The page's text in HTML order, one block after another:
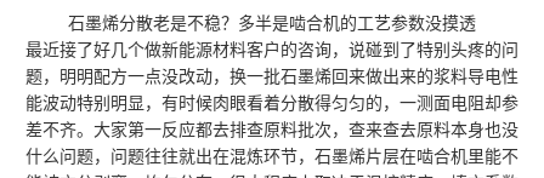
石墨烯分散老是不稳？多半是啮合机的工艺参数没摸透
最近接了好几个做新能源材料客户的咨询，说碰到了特别头疼的问
题，明明配方一点没改动，换一批石墨烯回来做出来的浆料导电性
能波动特别明显，有时候肉眼看着分散得匀匀的，一测面电阻却参
差不齐。大家第一反应都去排查原料批次，查来查去原料本身也没
什么问题，问题往往就出在混炼环节，石墨烯片层在啮合机里能不